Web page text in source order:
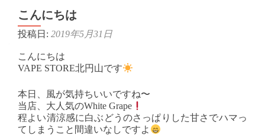
こんにちは
投稿日: 2019年5月31日
こんにちは
VAPE STORE北円山です
本日、風が気持ちいいですね〜
当店、大人気のWhite Grape
程よい清涼感に白ぶどうのさっぱりした甘さでハマっ
てしまうこと間違いなしですよ